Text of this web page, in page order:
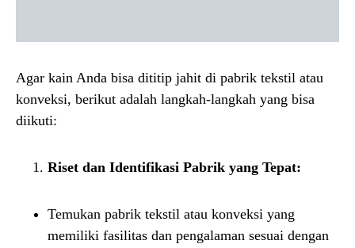
Agar kain Anda bisa dititip jahit di pabrik tekstil atau
konveksi, berikut adalah langkah-langkah yang bisa
diikuti:
Riset dan Identifikasi Pabrik yang Tepat:
Temukan pabrik tekstil atau konveksi yang
memiliki fasilitas dan pengalaman sesuai dengan